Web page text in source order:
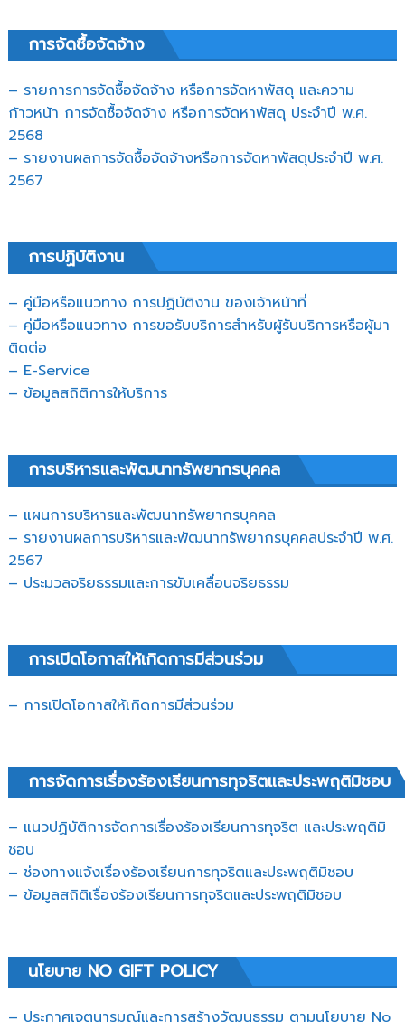
การจัดซื้อจัดจ้าง
– รายการการจัดซื้อจัดจ้าง หรือการจัดหาพัสดุ และความ
ก้าวหน้า การจัดซื้อจัดจ้าง หรือการจัดหาพัสดุ ประจำปี พ.ศ.
2568
– รายงานผลการจัดซื้อจัดจ้างหรือการจัดหาพัสดุประจำปี พ.ศ.
2567
การปฏิบัติงาน
– คู่มือหรือแนวทาง การปฏิบัติงาน ของเจ้าหน้าที่
– คู่มือหรือแนวทาง การขอรับบริการสำหรับผู้รับบริการหรือผู้มา
ติดต่อ
– E-Service
– ข้อมูลสถิติการให้บริการ
การบริหารและพัฒนาทรัพยากรบุคคล
– แผนการบริหารและพัฒนาทรัพยากรบุคคล
– รายงานผลการบริหารและพัฒนาทรัพยากรบุคคลประจำปี พ.ศ.
2567
– ประมวลจริยธรรมและการขับเคลื่อนจริยธรรม
การเปิดโอกาสให้เกิดการมีส่วนร่วม
– การเปิดโอกาสให้เกิดการมีส่วนร่วม
การจัดการเรื่องร้องเรียนการทุจริตและประพฤติมิชอบ
– แนวปฏิบัติการจัดการเรื่องร้องเรียนการทุจริต และประพฤติมิ
ชอบ
– ช่องทางแจ้งเรื่องร้องเรียนการทุจริตและประพฤติมิชอบ
– ข้อมูลสถิติเรื่องร้องเรียนการทุจริตและประพฤติมิชอบ
นโยบาย NO GIFT POLICY
– ประกาศเจตนารมณ์และการสร้างวัฒนธรรม ตามนโยบาย No